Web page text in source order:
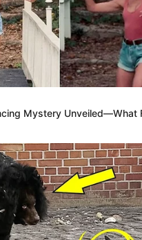
Mystery Unveiled—What